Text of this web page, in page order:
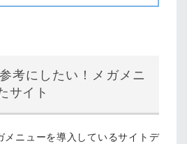
考にしたい！メガメニ
サイト
メニューを導入しているサイトデ